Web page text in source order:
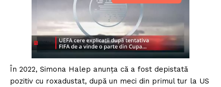
În 2022, Simona Halep anunţa că a fost depistată
pozitiv cu roxadustat, după un meci din primul tur la US